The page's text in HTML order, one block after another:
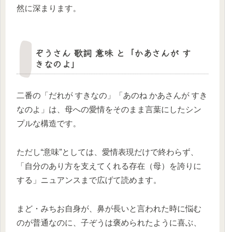
然に深まります。​
ぞうさん 歌詞 意味 と「かあさんが す
きなのよ」
二番の「だれが すきなの」「あのね かあさんが すき
なのよ」は、母への愛情をそのまま言葉にしたシン
プルな構造です。
ただし“意味”としては、愛情表現だけで終わらず、
「自分のあり方を支えてくれる存在（母）を誇りに
する」ニュアンスまで広げて読めます。
まど・みちお自身が、鼻が長いと言われた時に悩む
のが普通なのに、子ぞうは褒められたように喜ぶ、